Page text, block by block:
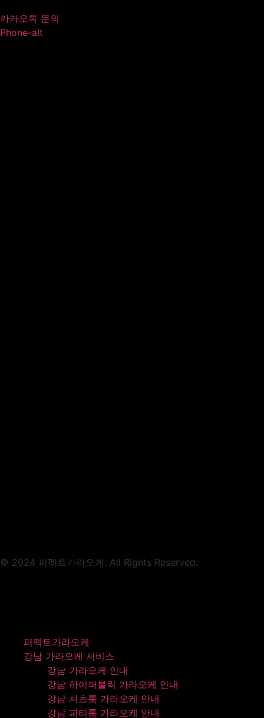
카카오톡 문의
Phone-alt
© 2024 퍼펙트가라오케. All Rights Reserved.
퍼펙트가라오케
강남 가라오케 서비스
강남 가라오케 안내
강남 하이퍼블릭 가라오케 안내
강남 셔츠룸 가라오케 안내
강남 파티룸 가라오케 안내